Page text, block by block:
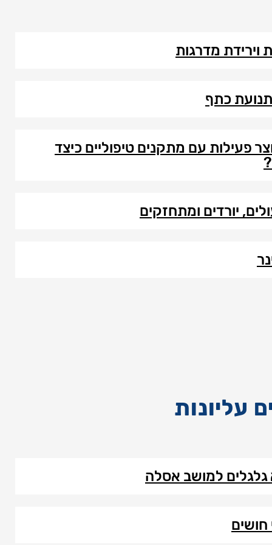
וירידת מדרגות
כתף
פעילות עם מתקנים טיפוליים כיצד
יורדים ומתחזקים
עליונות
למושב אסלה
חושים